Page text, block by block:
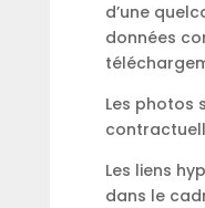
d’une
données
Les photos
Les liens
dans le